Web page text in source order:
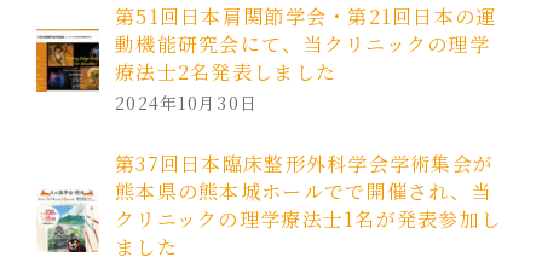
第51回日本肩関節学会・第21回日本の運
動機能研究会にて、当クリニックの理学
療法士2名発表しました
2024年10月30日
第37回日本臨床整形外科学会学術集会が
熊本県の熊本城ホールでで開催され、当
クリニックの理学療法士1名が発表参加し
ました